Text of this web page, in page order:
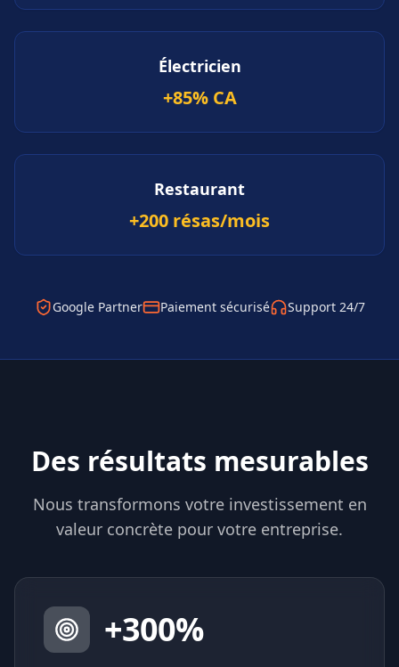
Électricien
+85% CA
Restaurant
+200 résas/mois
Google Partner Paiement sécurisé Support 24/7
Des résultats mesurables
Nous transformons votre investissement en
valeur concrète pour votre entreprise.
+300%